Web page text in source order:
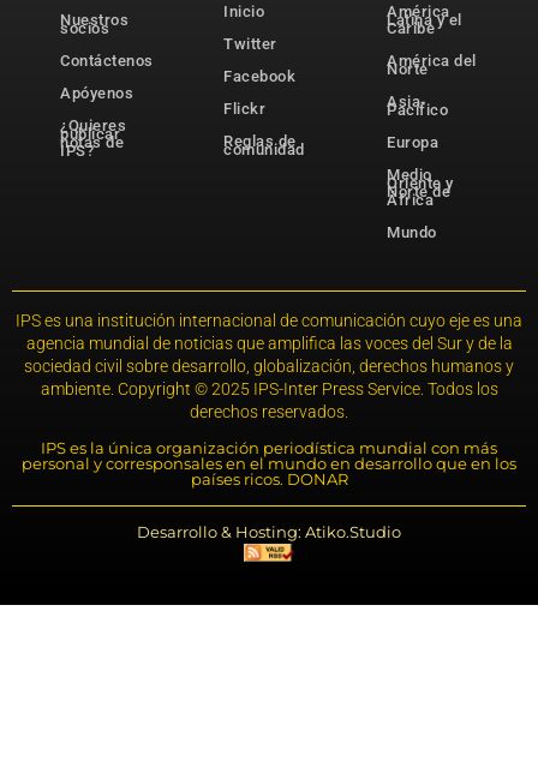
Nuestros
socios
Contáctenos
Apóyenos
¿Quieres
publicar
notas de
IPS?
Inicio
Twitter
Facebook
Flickr
Reglas de
comunidad
América
Latina y el
Caribe
América del
Norte
Asia-
Pacífico
Europa
Medio
Oriente y
Norte de
África
Mundo
IPS es una institución internacional de comunicación cuyo eje es una
agencia mundial de noticias que amplifica las voces del Sur y de la
sociedad civil sobre desarrollo, globalización, derechos humanos y
ambiente. Copyright © 2025 IPS-Inter Press Service. Todos los
derechos reservados.
IPS es la única organización periodística mundial con más
personal y corresponsales en el mundo en desarrollo que en los
países ricos. DONAR
Desarrollo & Hosting: Atiko.Studio